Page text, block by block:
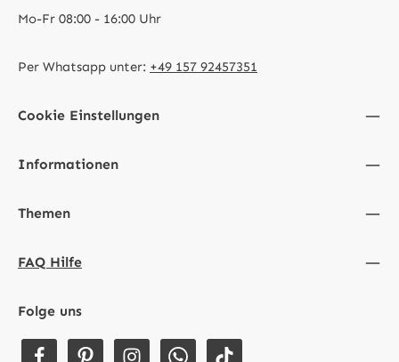
Mo-Fr 08:00 - 16:00 Uhr
Per Whatsapp unter: +49 157 92457351
Cookie Einstellungen
Informationen
Themen
FAQ Hilfe
Folge uns